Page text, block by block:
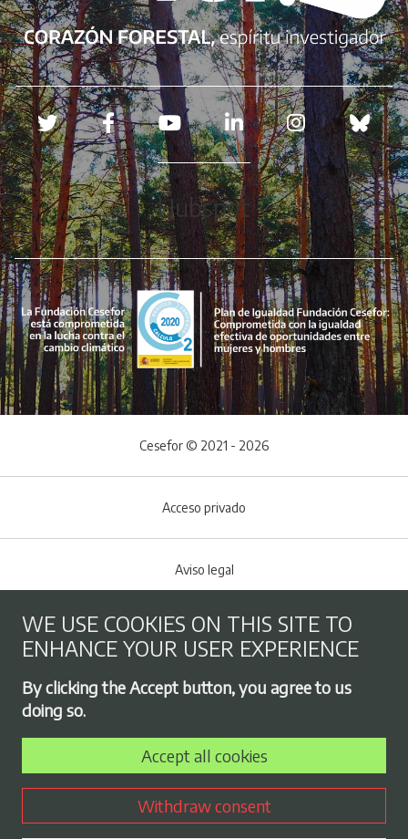
Redes sociales
Hubspot
Footer menu
Cesefor © 2021 - 2026
Acceso privado
Aviso legal
Cookies policy
Privacy Policy
Employment exchange
Contract profile
WE USE COOKIES ON THIS SITE TO
ENHANCE YOUR USER EXPERIENCE
By clicking the Accept button, you agree to us
doing so.
Accept all cookies
Withdraw consent